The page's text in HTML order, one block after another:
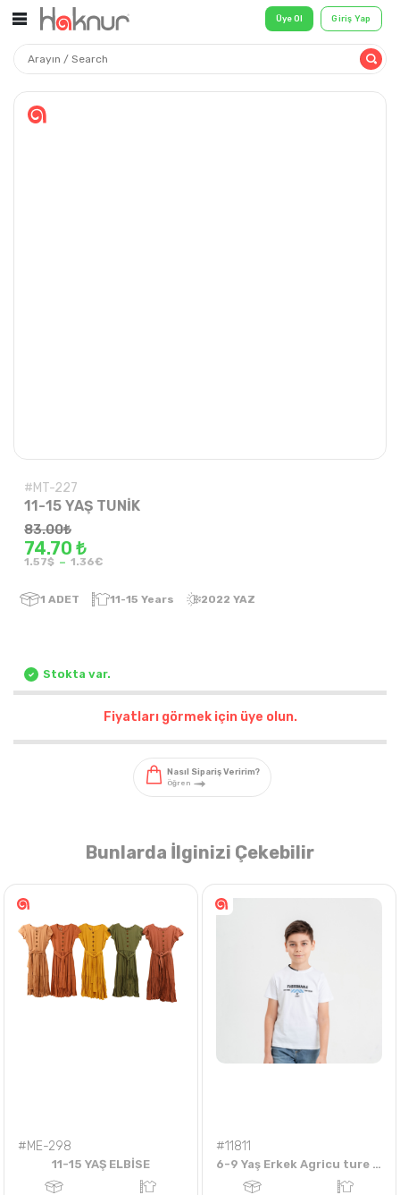
Üye Ol
#MT-227
11-15 YAŞ TUNİK
83.00₺
74.70 ₺
1.57$ - 1.36€
1 ADET 11-15 Years 2022 YAZ
Stokta var.
Fiyatları görmek için üye olun.
Nasıl Sipariş Veririm?
Bunlarda İlginizi Çekebilir
#ME-298
11-15 YAŞ ELBİSE
#11811
6-9 Yaş Erkek Agricu ture Tshirt